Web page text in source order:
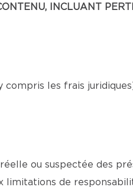
INCLUANT
compris les frais
ou suspectée des
limitations de